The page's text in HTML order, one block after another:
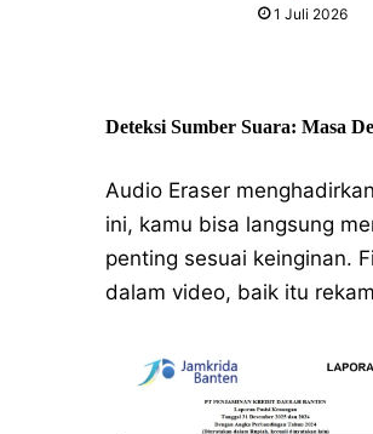
1 Juli 2026
Deteksi Sumber Suara: Masa
Audio Eraser
ini, kamu bisa langsung
penting sesuai keinginan.
dalam video, baik itu